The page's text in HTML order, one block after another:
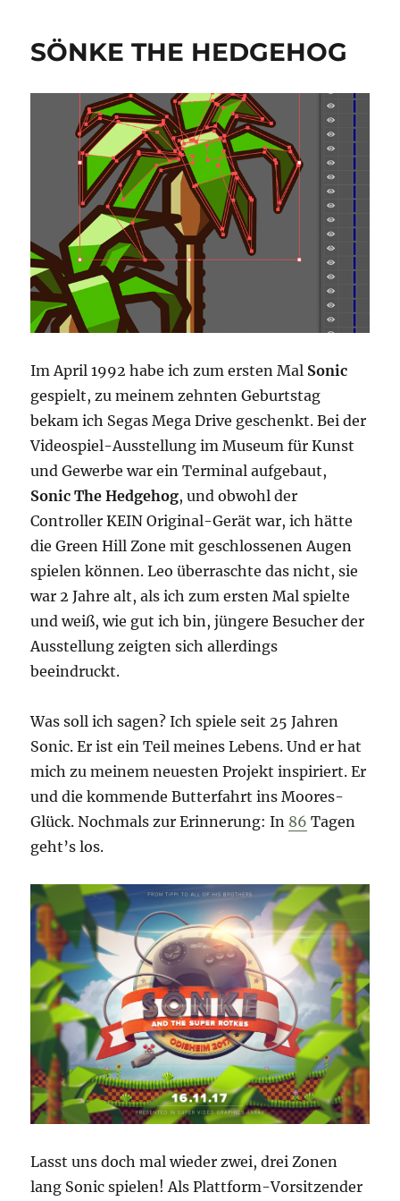
<3
SÖNKE THE HEDGEHOG
Im April 1992 habe ich zum ersten Mal Sonic
gespielt, zu meinem zehnten Geburtstag
bekam ich Segas Mega Drive geschenkt. Bei der
Videospiel-Ausstellung im Museum für Kunst
und Gewerbe war ein Terminal aufgebaut,
Sonic The Hedgehog, und obwohl der
Controller KEIN Original-Gerät war, ich hätte
die Green Hill Zone mit geschlossenen Augen
spielen können. Leo überraschte das nicht, sie
war 2 Jahre alt, als ich zum ersten Mal spielte
und weiß, wie gut ich bin, jüngere Besucher der
Ausstellung zeigten sich allerdings
beeindruckt.
Was soll ich sagen? Ich spiele seit 25 Jahren
Sonic. Er ist ein Teil meines Lebens. Und er hat
mich zu meinem neuesten Projekt inspiriert. Er
und die kommende Butterfahrt ins Moores-
Glück. Nochmals zur Erinnerung: In 86 Tagen
geht’s los.
Lasst uns doch mal wieder zwei, drei Zonen
lang Sonic spielen! Als Plattform-Vorsitzender